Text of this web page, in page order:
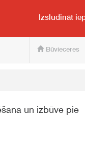
un
Izsludināt
Būvieceres
un izbūve pie